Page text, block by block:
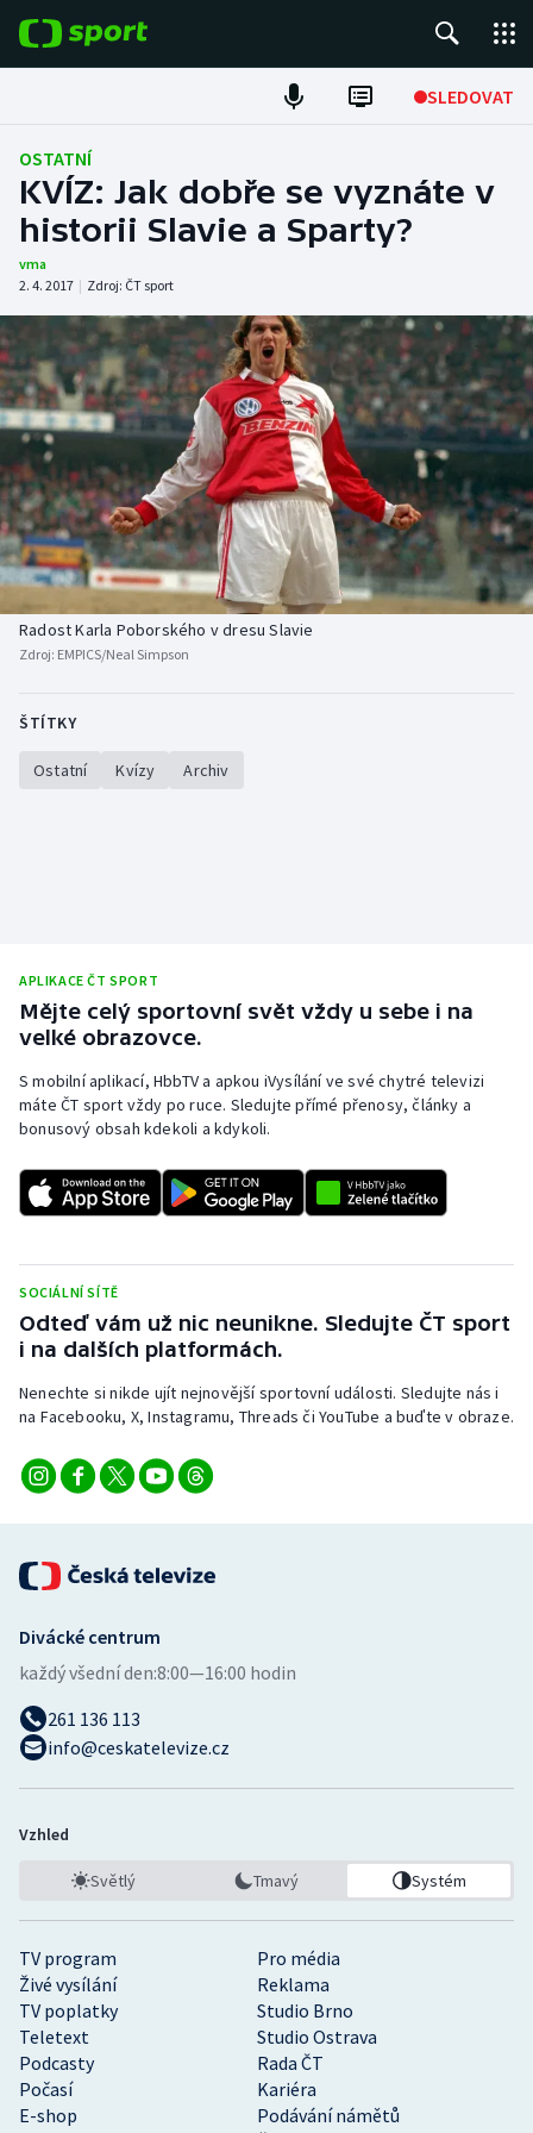
SLEDOVAT
Fotbal
Hokej
Tenis
Atletika
Cyklistika
DALŠÍ SPORTY
Americký fotbal
Baseball a softbal
Basketbal
Biatlon
Boby a skeleton
Box
Futsal
Gymnastika
Házená
Judo
Krasobruslení
Lezení
Lyže a snowboard
Moderní pětiboj
Motorsport
Olympijské hry
Plavání
Rychlobruslení
Rychlostní kanoistika
Short track
Sportovní střelba
NEPŘEHLÉDNĚTE
Soutěže
Historické návraty
Aplikace ČT sport
AZ kvíz
OSTATNÍ
KVÍZ: Jak dobře se vyznáte v
historii Slavie a Sparty?
vma
2. 4. 2017 | Zdroj: ČT sport
Radost Karla Poborského v dresu Slavie
Zdroj: EMPICS/Neal Simpson
ŠTÍTKY
Ostatní Kvízy Archiv
APLIKACE ČT SPORT
Mějte celý sportovní svět vždy u sebe i na
velké obrazovce.
S mobilní aplikací, HbbTV a apkou iVysílání ve své chytré televizi
máte ČT sport vždy po ruce. Sledujte přímé přenosy, články a
bonusový obsah kdekoli a kdykoli.
SOCIÁLNÍ SÍTĚ
Odteď vám už nic neunikne. Sledujte ČT sport
i na dalších platformách.
Nenechte si nikde ujít nejnovější sportovní události. Sledujte nás i
na Facebooku, X, Instagramu, Threads či YouTube a buďte v obraze.
TV program
Pro média
Živé vysílání
Reklama
TV poplatky
Studio Brno
Teletext
Studio Ostrava
Podcasty
Rada ČT
Počasí
Kariéra
E-shop
Podávání námětů
Divácké centrum
každý všední den:8:00—16:00 hodin
261 136 113
info@ceskatelevize.cz
Vzhled
Světlý Tmavý Systém